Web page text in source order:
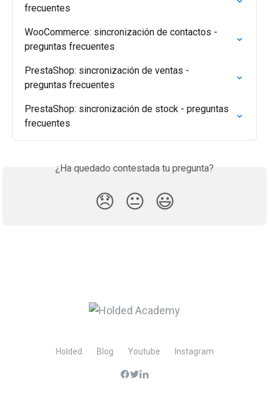
frecuentes
WooCommerce: sincronización de contactos -
preguntas frecuentes
PrestaShop: sincronización de ventas -
preguntas frecuentes
PrestaShop: sincronización de stock - preguntas
frecuentes
¿Ha quedado contestada tu pregunta?
😞 😐 😃
Holded Blog Youtube Instagram